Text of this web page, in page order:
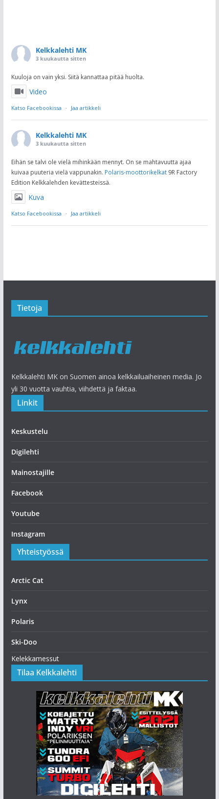
Kelkkalehti MK
3 kuukautta sitten
Kuuloja on vain yksi. Siitä kannattaa pitää huolta.
Video
Katso Facebookissa · Jaa artikkeli
Kelkkalehti MK
3 kuukautta sitten
Eihän se talvi ole vielä mihinkään mennyt. On se mahtavuutta ajaa
kuivaa puuteria vielä vappunakin. Polaris-moottorikelkat9R Factory
Edition Kelkkalehden kevättesteissä.
Kuva
Katso Facebookissa · Jaa artikkeli
Tietoja
Kelkkalehti MK on Suomen ainoa kelkkailuaiheinen media. Jo
yli 30 vuotta vauhtia, viihdettä ja faktaa.
Linkit
Keskustelu
Digilehti
Mainostajille
Facebook
Youtube
Instagram
Yhteistyössä
Arctic Cat
Lynx
Polaris
Ski-Doo
Kelekkamessut
Tilaa Kelkkalehti